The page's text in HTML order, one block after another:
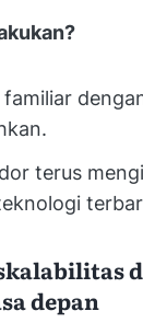
terus
depan